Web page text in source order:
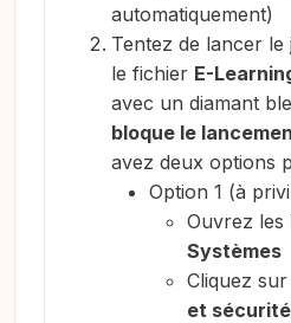
automatiquement)
Tentez de lancer
le fichier E-
avec un diamant
bloque le
avez deux options
Option 1 (à
Ouvrez les
Systèmes
Cliquez sur
et sécurité